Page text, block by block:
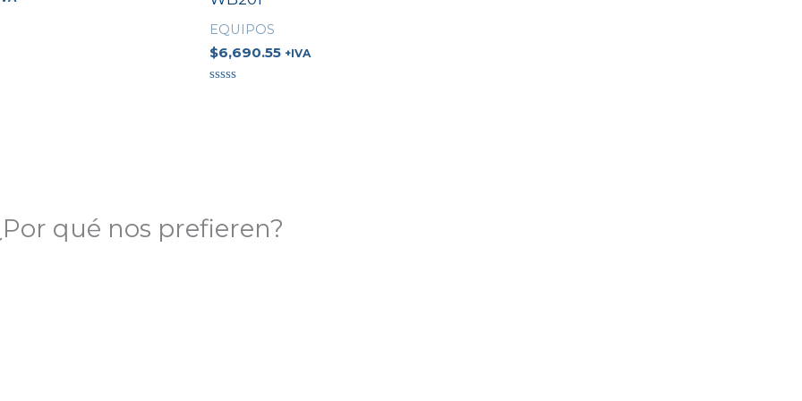
EQUIPOS
$6,690.55 +IVA
qué nos prefieren?